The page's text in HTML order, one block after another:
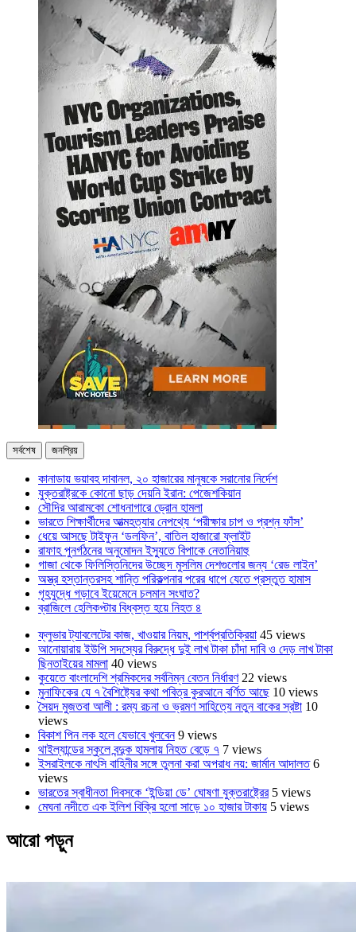
সর্বশেষ জনপ্রিয়
কানাডায় ভয়াবহ দাবানল, ২০ হাজারের মানুষকে সরানোর নির্দেশ
যুক্তরাষ্ট্রকে কোনো ছাড় দেয়নি ইরান: পেজেশকিয়ান
সৌদির আরামকো শোধনাগারে ড্রোন হামলা
ভারতে শিক্ষার্থীদের আত্মহত্যার নেপথ্যে ‘পরীক্ষার চাপ ও প্রশ্ন ফাঁস’
ধেয়ে আসছে টাইফুন ‘ডলফিন’, বাতিল হাজারো ফ্লাইট
রাফাহ পুনর্গঠনের অনুমোদন ইস্যুতে বিপাকে নেতানিয়াহু
গাজা থেকে ফিলিস্তিনিদের উচ্ছেদ মুসলিম দেশগুলোর জন্য ‘রেড লাইন’
অস্ত্র হস্তান্তরসহ শান্তি পরিকল্পনার পরের ধাপে যেতে প্রস্তুত হামাস
গৃহযুদ্ধে গড়াবে ইয়েমেনে চলমান সংঘাত?
ব্রাজিলে হেলিকপ্টার বিধ্বস্ত হয়ে নিহত ৪
ফ্লুভার ট্যাবলেটের কাজ, খাওয়ার নিয়ম, পার্শ্বপ্রতিক্রিয়া 45 views
আনোয়ারায় ইউপি সদস্যের বিরুদ্ধে দুই লাখ টাকা চাঁদা দাবি ও দেড় লাখ টাকা
ছিনতাইয়ের মামলা 40 views
কুয়েতে বাংলাদেশি শ্রমিকদের সর্বনিম্ন বেতন নির্ধারণ 22 views
মুনাফিকের যে ৭ বৈশিষ্ট্যের কথা পবিত্র কুরআনে বর্ণিত আছে 10 views
সৈয়দ মুজতবা আলী : রম্য রচনা ও ভ্রমণ সাহিত্যে নতুন বাকের স্রষ্টা 10
views
বিকাশ পিন লক হলে যেভাবে খুলবেন 9 views
থাইল্যান্ডের স্কুলে বন্দুক হামলায় নিহত বেড়ে ৭ 7 views
ইসরাইলকে নাৎসি বাহিনীর সঙ্গে তুলনা করা অপরাধ নয়: জার্মান আদালত 6
views
ভারতের স্বাধীনতা দিবসকে ‘ইন্ডিয়া ডে’ ঘোষণা যুক্তরাষ্ট্রের 5 views
মেঘনা নদীতে এক ইলিশ বিক্রি হলো সাড়ে ১০ হাজার টাকায় 5 views
আরো পড়ুন